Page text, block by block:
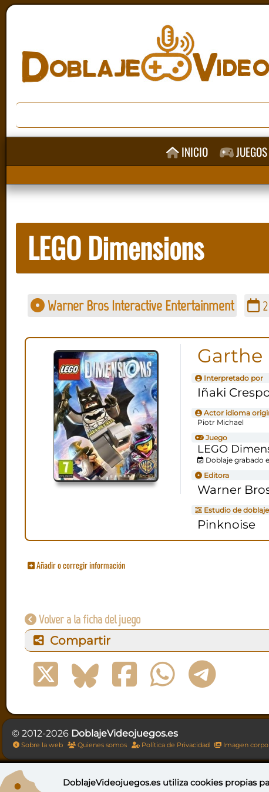
INICIO JUEGOS
LEGO Dimensions
Warner Bros Interactive Entertainment
Interpretado por
Iñaki
Actor idioma
Piotr Michael
Juego
LEGO
Doblaje grabado
Editora
Warner
Estudio de doblaje
Pinknoise
Añadir o corregir información
Volver a la ficha del juego
Compartir
© 2012-2026 DoblajeVideojuegos.es
Sobre la web Quienes somos Política de Privacidad Imagen
DoblajeVideojuegos.es utilizacookies propias